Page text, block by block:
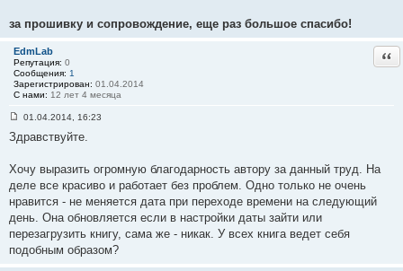
за прошивку и сопровождение, еще раз большое спасибо!
EdmLab
Репутация: 0
Сообщения: 1
Зарегистрирован: 01.04.2014
С нами: 12 лет 4 месяца
о
щ
н
и
#
3
01.04.2014, 16:23
Здравствуйте.
Хочу выразить огромную благодарность автору за данный труд. На
деле все красиво и работает без проблем. Одно только не очень
нравится - не меняется дата при переходе времени на следующий
день. Она обновляется если в настройки даты зайти или
перезагрузить книгу, сама же - никак. У всех книга ведет себя
подобным образом?